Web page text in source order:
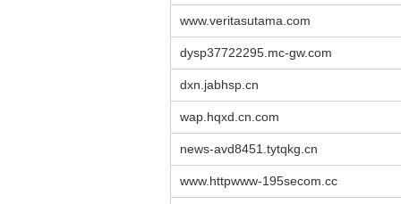
www.veritasutama.com
dysp37722295.mc-gw.com
dxn.jabhsp.cn
wap.hqxd.cn.com
news-avd8451.tytqkg.cn
www.httpwww-195secom.cc